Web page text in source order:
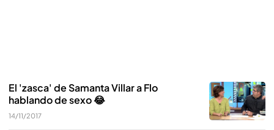
El 'zasca' de Samanta Villar a Flo
hablando de sexo 😂
14/11/2017